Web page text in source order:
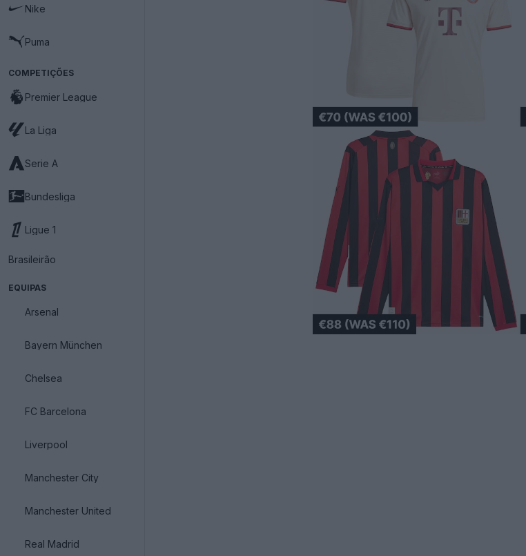
Nike
Puma
COMPETIÇÕES
Premier League
La Liga
Serie A
Bundesliga
Ligue 1
Brasileirão
EQUIPAS
Arsenal
Bayern München
Chelsea
FC Barcelona
Liverpool
Manchester City
Manchester United
Real Madrid